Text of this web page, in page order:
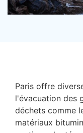
Paris offre
l'évacuation des
déchets comme
matériaux